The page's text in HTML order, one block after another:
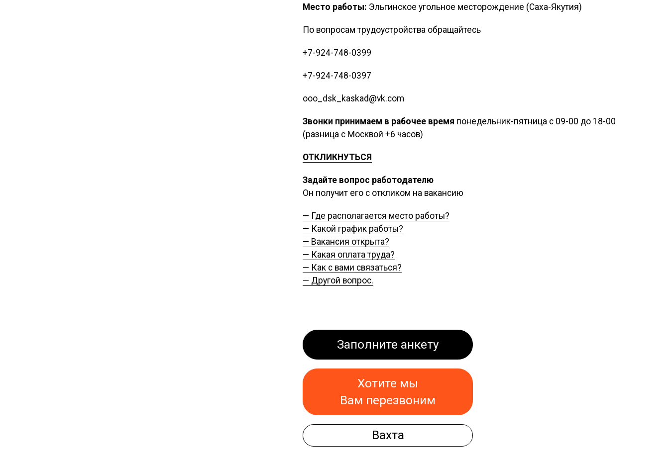
Место работы: Эльгинское угольное месторождение (Саха-Якутия)
По вопросам трудоустройства обращайтесь
+7-924-748-0399
+7-924-748-0397
ooo_dsk_kaskad@vk.com
Звонки принимаем в рабочее время понедельник-пятница с 09-00 до 18-00
(разница с Москвой +6 часов)
ОТКЛИКНУТЬСЯ
Задайте вопрос работодателю
Он получит его с откликом на вакансию
— Где располагается место работы?
— Какой график работы?
— Вакансия открыта?
— Какая оплата труда?
— Как с вами связаться?
— Другой вопрос.
Заполните анкету
Хотите мы
Вам перезвоним
Вахта